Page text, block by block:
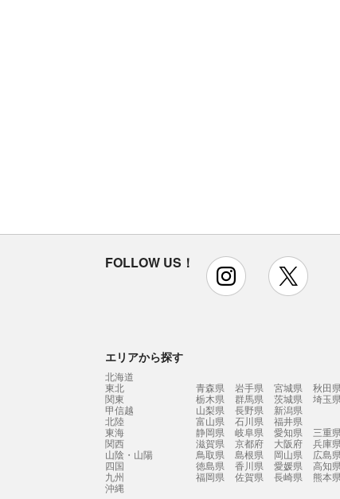
FOLLOW US！ instagram
エリアから探す
北海道
東北
青森県 岩手県 宮城県 秋田県
関東
栃木県 群馬県 茨城県 埼玉県
甲信越
山梨県 長野県
新潟県
北陸
富山県 石川県
福井県
東海
静岡県 岐阜県 愛知県
三重県
関西
滋賀県 京都府 大阪府 兵庫県
山陰・山陽
鳥取県 島根県 岡山県 広島県
四国
徳島県 香川県 愛媛県
高知県
九州
福岡県 佐賀県 長崎県 熊本県
沖縄